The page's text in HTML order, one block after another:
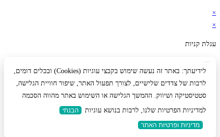
×
×
עגלת קניות
לידיעתך: באתר זה נעשה שימוש בקבצי עוגיות (Cookies) ובכלים דומים,
לרבות של צדדים שלישיים, לצורך תפעול האתר, שיפור חוויית הגלישה,
סטטיסטיקה ושיווק. ההמשך הגלישה או השימוש באתר מהווה הסכמה
למדיניות הפרטיות שלנו, לרבות בנושא עוגיות
הבנתי
מדיניות ופרטיות האתר